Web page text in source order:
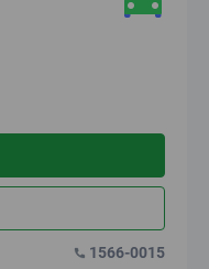
1566-0015